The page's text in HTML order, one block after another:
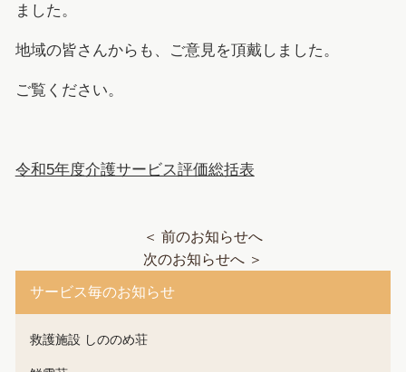
ました。
地域の皆さんからも、ご意見を頂戴しました。
ご覧ください。
令和5年度介護サービス評価総括表
＜ 前のお知らせへ
次のお知らせへ ＞
サービス毎のお知らせ
救護施設 しののめ荘